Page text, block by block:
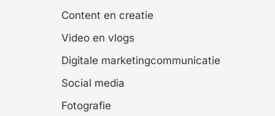
Content en creatie
Video en vlogs
Digitale marketingcommunicatie
Social media
Fotografie